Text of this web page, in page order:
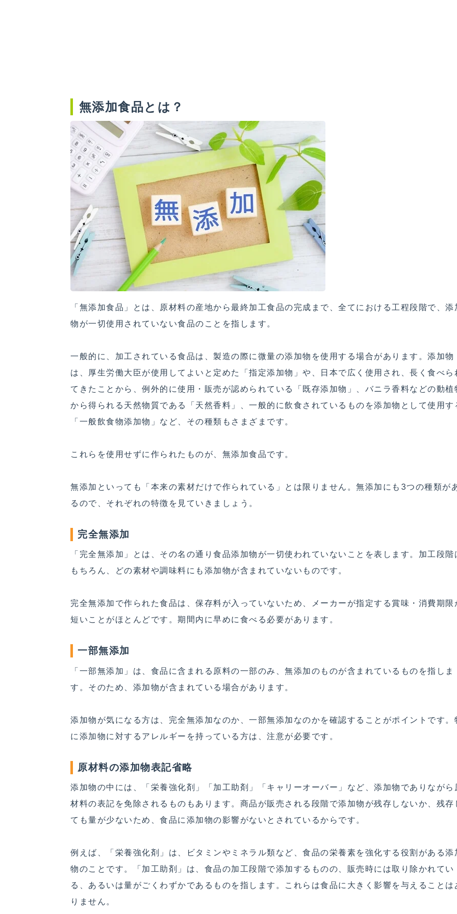
無添加食品とは？
「無添加食品」とは、原材料の産地から最終加工食品の完成まで、全てにおける工程段階で、添
物が一切使用されていない食品のことを指します。
一般的に、加工されている食品は、製造の際に微量の添加物を使用する場合があります。添加物
は、厚生労働大臣が使用してよいと定めた「指定添加物」や、日本で広く使用され、長く食べら
てきたことから、例外的に使用・販売が認められている「既存添加物」、バニラ香料などの動植
から得られる天然物質である「天然香料」、一般的に飲食されているものを添加物として使用す
「一般飲食物添加物」など、その種類もさまざまです。
これらを使用せずに作られたものが、無添加食品です。
無添加といっても「本来の素材だけで作られている」とは限りません。無添加にも3つの種類が
るので、それぞれの特徴を見ていきましょう。
完全無添加
「完全無添加」とは、その名の通り食品添加物が一切使われていないことを表します。加工段階
もちろん、どの素材や調味料にも添加物が含まれていないものです。
完全無添加で作られた食品は、保存料が入っていないため、メーカーが指定する賞味・消費期限
短いことがほとんどです。期間内に早めに食べる必要があります。
一部無添加
「一部無添加」は、食品に含まれる原料の一部のみ、無添加のものが含まれているものを指しま
す。そのため、添加物が含まれている場合があります。
添加物が気になる方は、完全無添加なのか、一部無添加なのかを確認することがポイントです。
に添加物に対するアレルギーを持っている方は、注意が必要です。
原材料の添加物表記省略
添加物の中には、「栄養強化剤」「加工助剤」「キャリーオーバー」など、添加物でありながら
材料の表記を免除されるものもあります。商品が販売される段階で添加物が残存しないか、残存
ても量が少ないため、食品に添加物の影響がないとされているからです。
例えば、「栄養強化剤」は、ビタミンやミネラル類など、食品の栄養素を強化する役割がある添
物のことです。「加工助剤」は、食品の加工段階で添加するものの、販売時には取り除かれてい
る、あるいは量がごくわずかであるものを指します。これらは食品に大きく影響を与えることは
りません。